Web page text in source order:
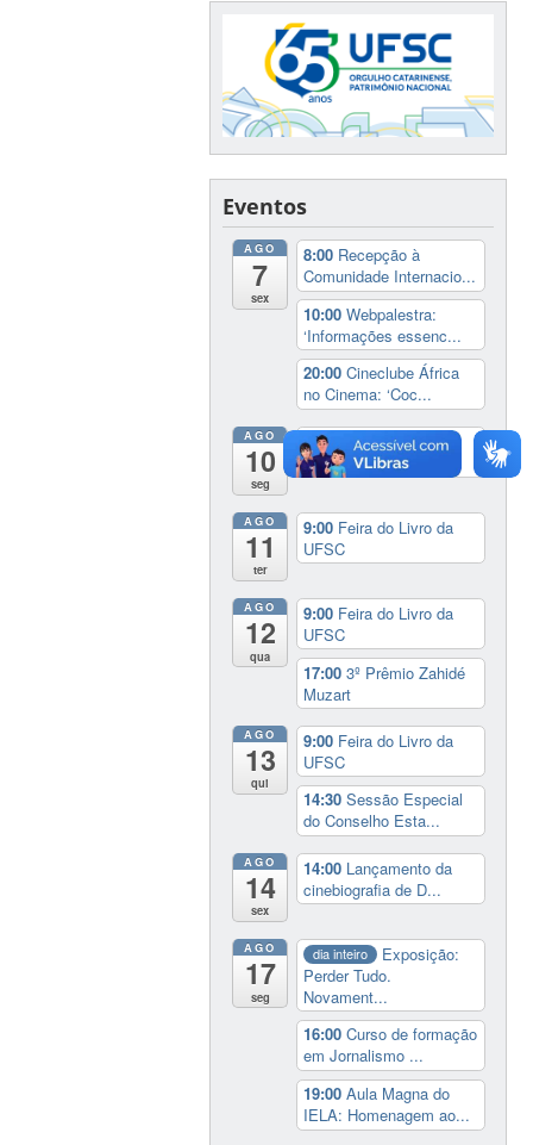
Eventos
AGO
7
sex
8:00 Recepção à
Comunidade Internacio...
10:00Webpalestra:
‘Informações essenc...
20:00Cineclube África
no Cinema: ‘Coc...
AGO
10
seg
9:00
Feira do Livro da
UFSC
AGO
11
ter
9:00 Feira do Livro da
UFSC
AGO
12
qua
9:00 Feira do Livro da
UFSC
17:003º Prêmio Zahidé
Muzart
AGO
13
qui
9:00 Feira do Livro da
UFSC
14:30Sessão Especial
do Conselho Esta...
AGO
14
sex
14:00 Lançamento da
cinebiografia de D...
AGO
17
seg
dia inteiro
Exposição:
Perder Tudo.
Novament...
16:00Curso de formação
em Jornalismo ...
19:00Aula Magna do
IELA: Homenagem ao...